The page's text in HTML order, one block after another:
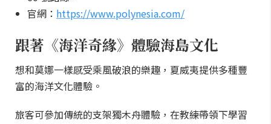
官網： https://www.polynesia.com/
跟著《海洋奇緣》體驗海島文化
想和莫娜一樣感受乘風破浪的樂趣，夏威夷提供多種豐
富的海洋文化體驗。
旅客可參加傳統的支架獨木舟體驗，在教練帶領下學習